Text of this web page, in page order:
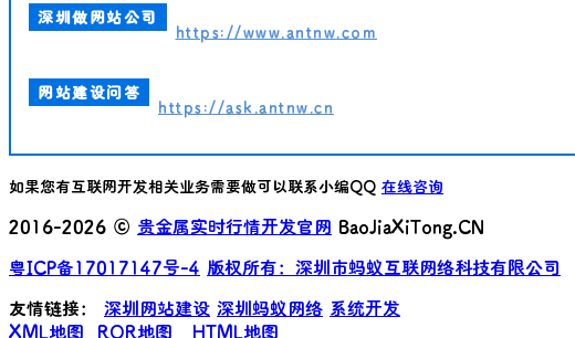
深圳做网站公司
https://www.antnw.com
网站建设问答
https://ask.antnw.cn
如果您有互联网开发相关业务需要做可以联系小编QQ 在线咨询
2016-2026 © 贵金属实时行情开发官网 BaoJiaXiTong.CN
粤ICP备17017147号-4 版权所有：深圳市蚂蚁互联网络科技有限公司
友情链接： 深圳网站建设 深圳蚂蚁网络 系统开发
XML地图
ROR地图 HTML地图